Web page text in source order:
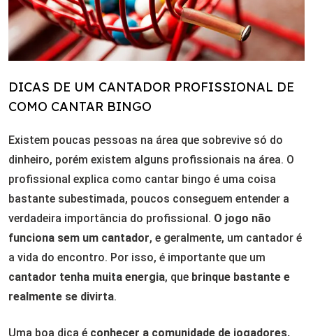
DICAS DE UM CANTADOR PROFISSIONAL DE
COMO CANTAR BINGO
Existem poucas pessoas na área que sobrevive só do
dinheiro, porém existem alguns profissionais na área. O
profissional explica como cantar bingo é uma coisa
bastante subestimada, poucos conseguem entender a
verdadeira importância do profissional. O jogo não
funciona sem um cantador, e geralmente, um cantador é
a vida do encontro. Por isso, é importante que um
cantador tenha muita energia, que brinque bastante e
realmente se divirta.
Uma boa dica é conhecer a comunidade de jogadores,